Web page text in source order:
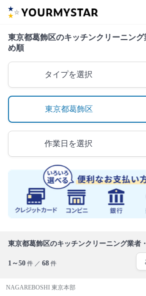
東京都葛飾区のキッチンクリーニン
め順
タイプを選択
東京都葛飾区
作業日を選択
東京都葛飾区のキッチンクリーニング業者
1～50 件 ／ 68 件
NAGAREBOSHI 東京本部